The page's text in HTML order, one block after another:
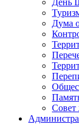
День
Дума